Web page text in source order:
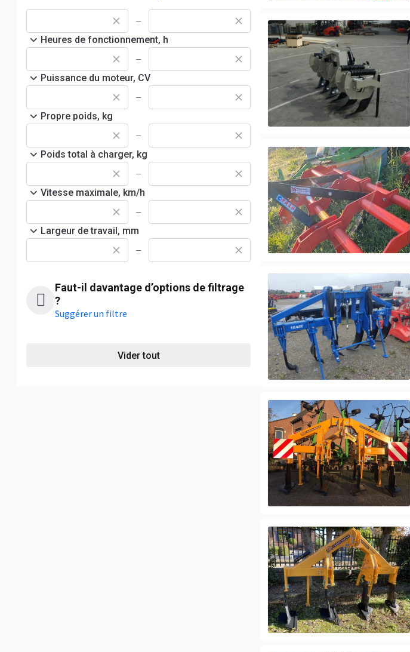
—
Heures de fonctionnement, h
—
Puissance du moteur, CV
—
Propre poids, kg
—
Poids total à charger, kg
—
Vitesse maximale, km/h
—
Largeur de travail, mm
—
Faut-il davantage d’options de filtrage
?
Suggérer un filtre
Vider tout